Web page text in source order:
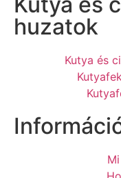
huzatok
Kutya és